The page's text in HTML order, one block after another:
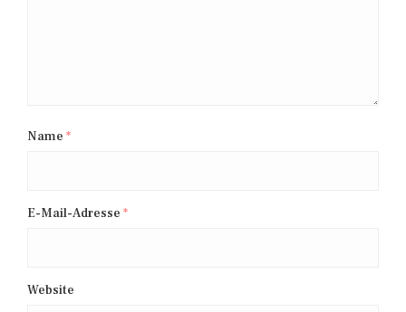
Name *
E-Mail-Adresse *
Website